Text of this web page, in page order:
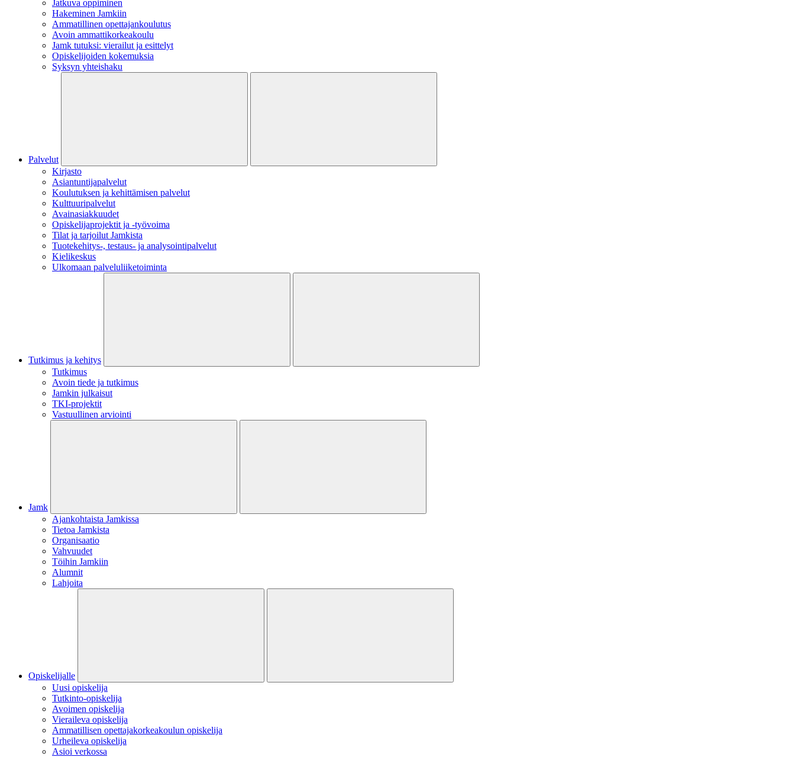
Jatkuva oppiminen
Hakeminen Jamkiin
Ammatillinen opettajankoulutus
Avoin ammattikorkeakoulu
Jamk tutuksi: vierailut ja esittelyt
Opiskelijoiden kokemuksia
Syksyn yhteishaku
Palvelut
Kirjasto
Asiantuntijapalvelut
Koulutuksen ja kehittämisen palvelut
Kulttuuripalvelut
Avainasiakkuudet
Opiskelijaprojektit​ ja -työvoima
Tilat ja tarjoilut Jamkista
Tuotekehitys-, testaus- ja analysointipalvelut
Kielikeskus
Ulkomaan palveluliiketoiminta
Tutkimus ja kehitys
Tutkimus
Avoin tiede ja tutkimus
Jamkin julkaisut
TKI-projektit
Vastuullinen arviointi
Jamk
Ajankohtaista Jamkissa
Tietoa Jamkista
Organisaatio
Vahvuudet
Töihin Jamkiin
Alumnit
Lahjoita
Opiskelijalle
Uusi opiskelija
Tutkinto-opiskelija
Avoimen opiskelija
Vieraileva opiskelija
Ammatillisen opettajakorkeakoulun opiskelija
Urheileva opiskelija
Asioi verkossa